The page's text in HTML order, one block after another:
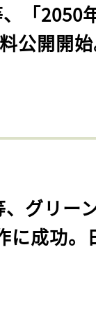
、「2050
公開開
、グリー
に成功。